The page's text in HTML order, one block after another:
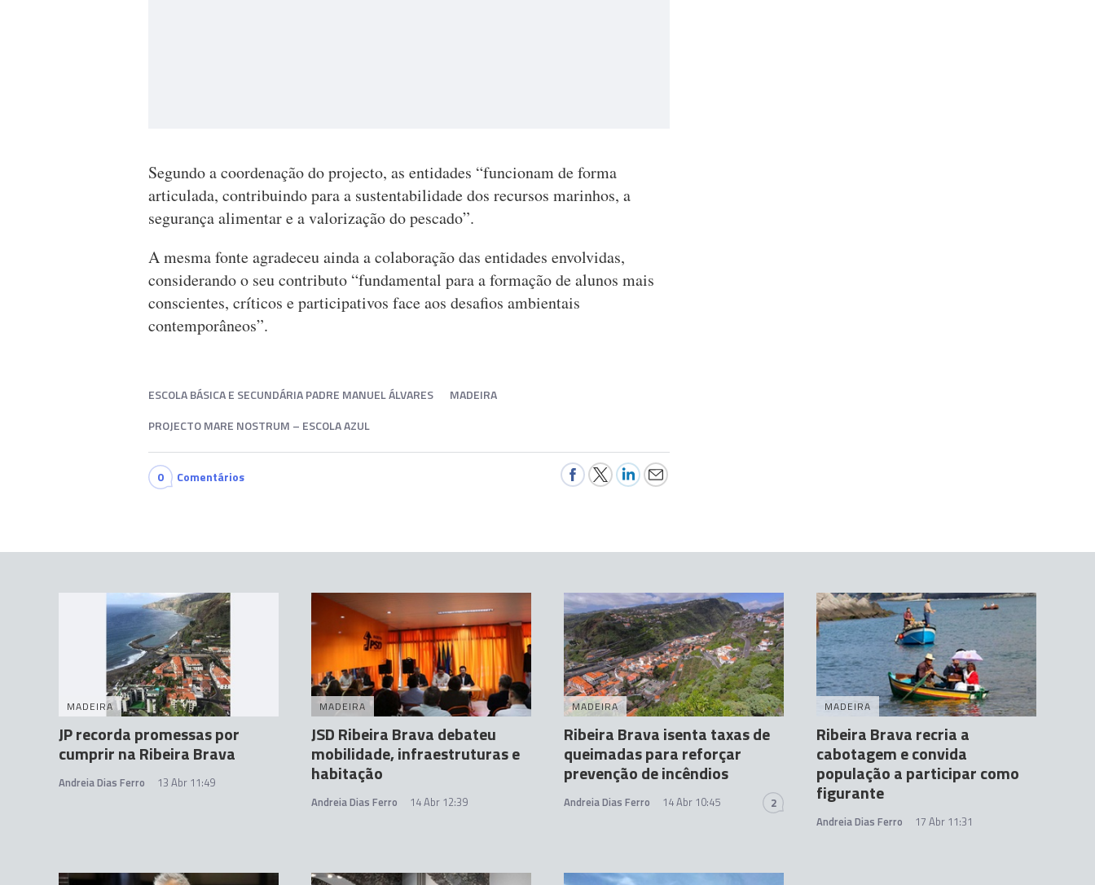
Segundo a coordenação do projecto, as entidades “funcionam de forma
articulada, contribuindo para a sustentabilidade dos recursos marinhos, a
segurança alimentar e a valorização do pescado”.
A mesma fonte agradeceu ainda a colaboração das entidades envolvidas,
considerando o seu contributo “fundamental para a formação de alunos mais
conscientes, críticos e participativos face aos desafios ambientais
contemporâneos”.
ESCOLA BÁSICA E SECUNDÁRIA PADRE MANUEL ÁLVARES
MADEIRA
PROJECTO MARE NOSTRUM – ESCOLA AZUL
0 Comentários
MADEIRA
JP recorda promessas por
cumprir na Ribeira Brava
Andreia Dias Ferro 13 Abr 11:49
MADEIRA
JSD Ribeira Brava debateu
mobilidade, infraestruturas e
habitação
Andreia Dias Ferro 14 Abr 12:39
MADEIRA
Ribeira Brava isenta taxas de
queimadas para reforçar
prevenção de incêndios
Andreia Dias Ferro 14 Abr 10:45 2
MADEIRA
Ribeira Brava recria a
cabotagem e convida
população a participar como
figurante
Andreia Dias Ferro 17 Abr 11:31